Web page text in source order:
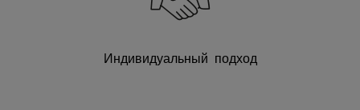
Индивидуальный подход